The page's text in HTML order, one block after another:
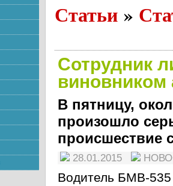
Статьи »
Сотрудник
виновником
В пятницу,
произошло
происшествие
28.01.2015
Водитель БМВ-